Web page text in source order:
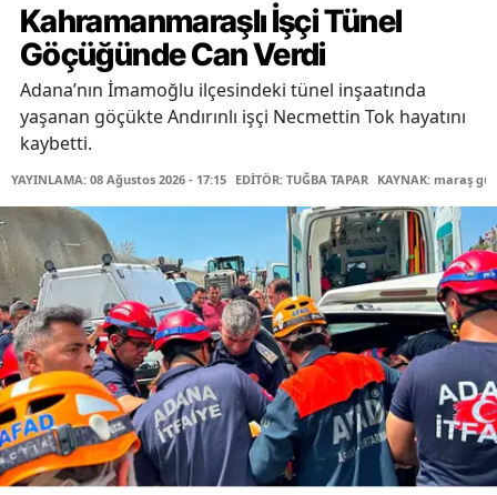
Kahramanmaraşlı İşçi Tünel
Göçüğünde Can Verdi
Adana’nın İmamoğlu ilçesindeki tünel inşaatında
yaşanan göçükte Andırınlı işçi Necmettin Tok hayatını
kaybetti.
YAYINLAMA: 08 Ağustos 2026 - 17:15 EDİTÖR: TUĞBA TAPAR KAYNAK: maraş